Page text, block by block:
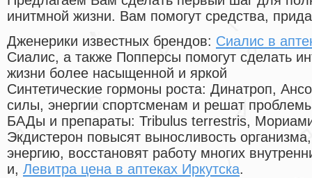
инитмной жизни. Вам помогут средства,
Дженерики известных брендов: Сиалис в
Сиалис, а также Попперсы помогут сделать
жизни более насыщенной и яркой
Синтетические гормоны роста: Динатроп,
силы, энергии спортсменам и решат
БАДы и препараты: Tribulus terrestris,
Экдистерон повысят выносливость
энергию, восстановят работу многих
и, Левитра цена в аптеках Иркутска.